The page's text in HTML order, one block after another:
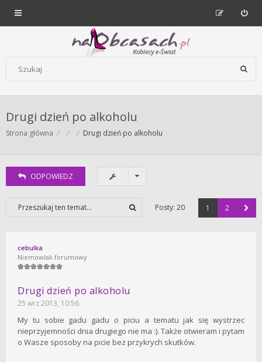
Forum dla kobiet | NaObcasach.pl
Drugi dzień po alkoholu
Strona główna Drugi dzień po alkoholu
ODPOWIEDZ
Posty: 20 1 2
cebulka
Niemowlak forumowy
Drugi dzień po alkoholu
25 wrz 2013, 10:56
My tu sobie gadu gadu o piciu a tematu jak się wystrzec
nieprzyjemności dnia drugiego nie ma :). Także otwieram i pytam
o Wasze sposoby na picie bez przykrych skutków.